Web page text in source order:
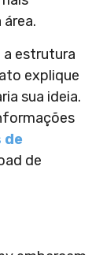
a estrutura
explique
sua ideia.
de